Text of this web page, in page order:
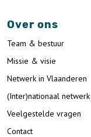
Over ons
Team & bestuur
Missie & visie
Netwerk in Vlaanderen
(Inter)nationaal netwerk
Veelgestelde vragen
Contact